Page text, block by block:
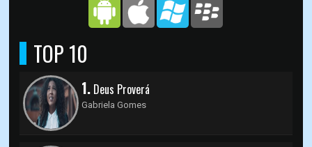
TOP 10
1. Deus Proverá
Gabriela Gomes